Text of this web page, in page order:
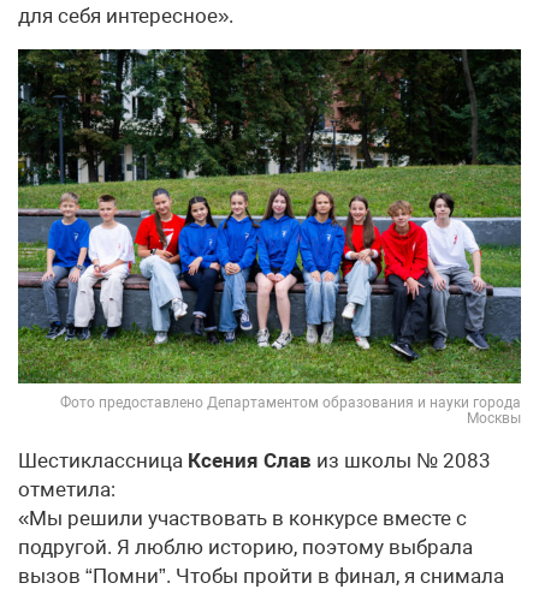
для себя интересное».
Фото предоставлено Департаментом образования и науки города
Москвы
Шестиклассница Ксения Слав из школы № 2083
отметила:
«Мы решили участвовать в конкурсе вместе с
подругой. Я люблю историю, поэтому выбрала
вызов “Помни”. Чтобы пройти в финал, я снимала